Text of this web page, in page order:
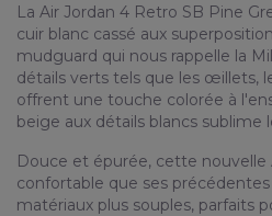
La Air Jordan 4 Retro SB Pine
cuir blanc cassé aux
mudguard qui nous rappelle la
détails verts tels que les œillets,
offrent une touche colorée à
beige aux détails blancs sublime
Douce et épurée, cette nouvelle
confortable que ses
matériaux plus souples, parfaits